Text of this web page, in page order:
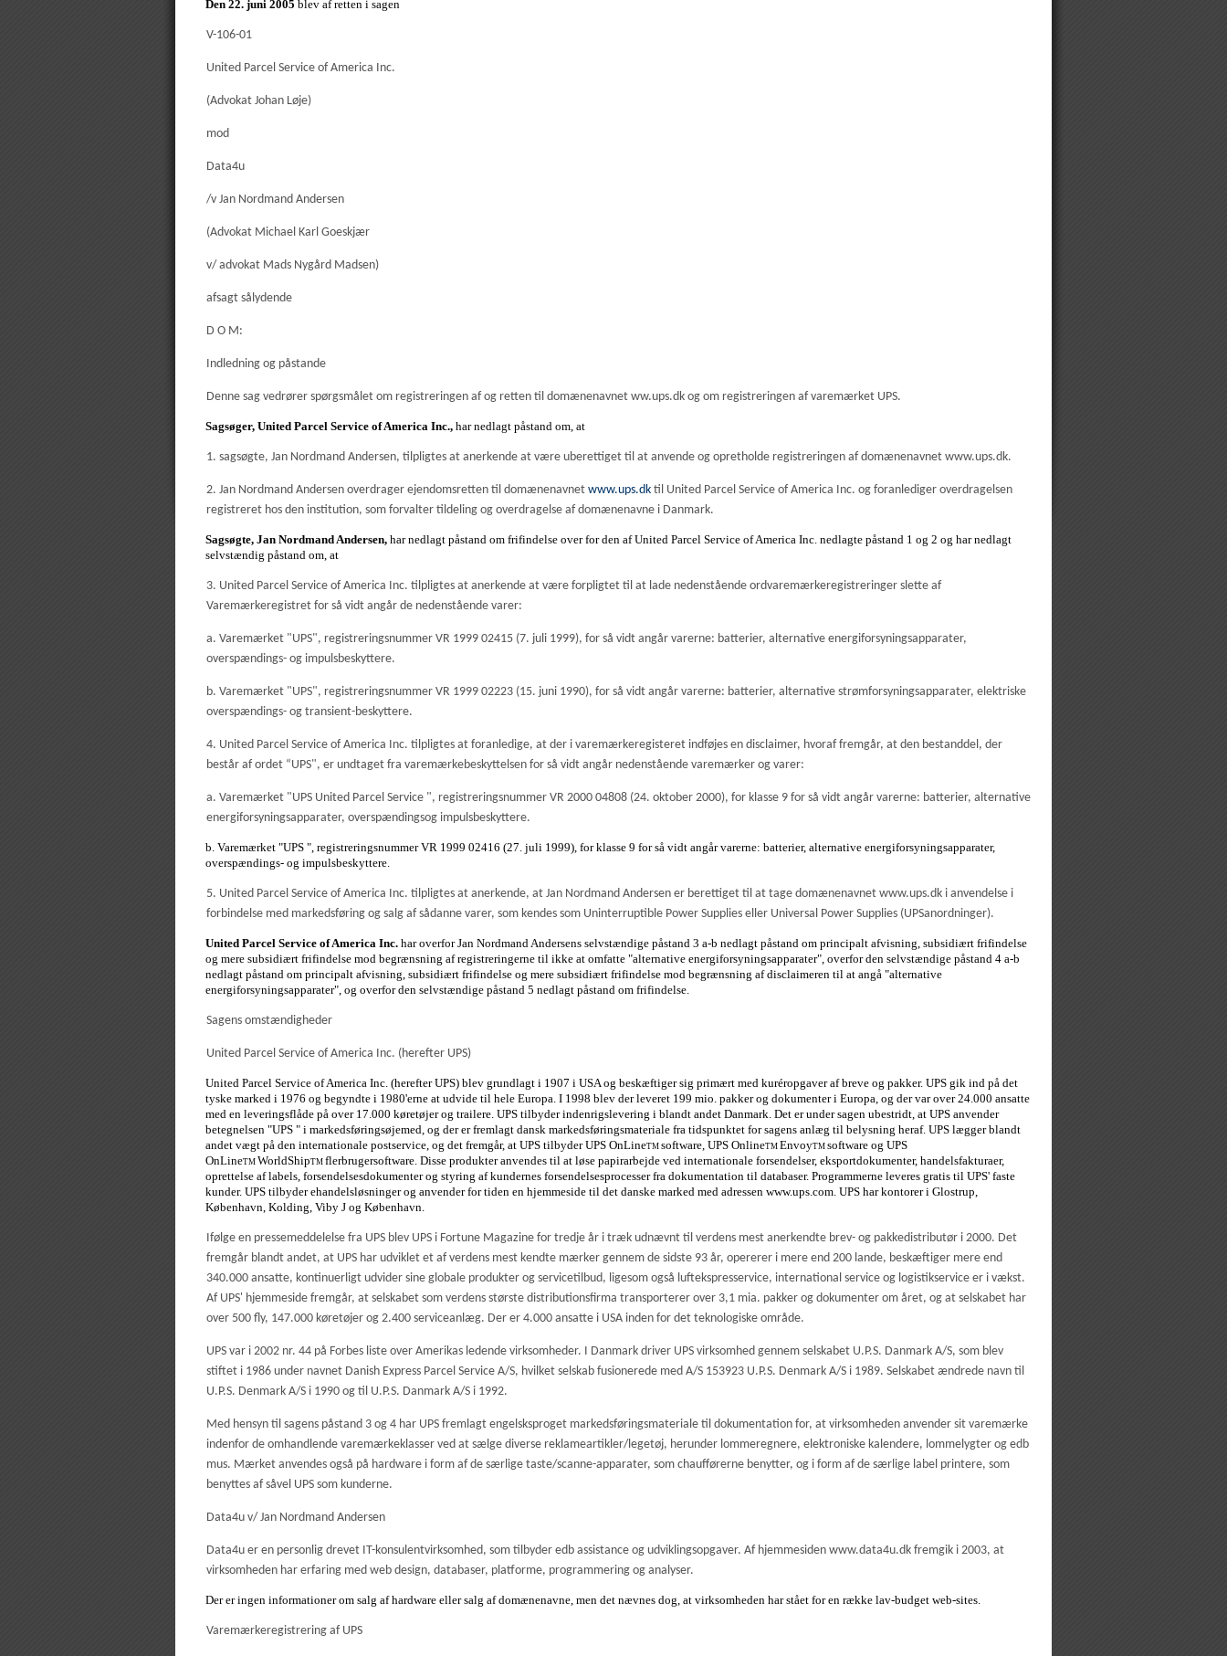
Den 22. juni 2005 blev af retten i sagen
V-106-01
United Parcel Service of America Inc.
(Advokat Johan Løje)
mod
Data4u
/v Jan Nordmand Andersen
(Advokat Michael Karl Goeskjær
v/ advokat Mads Nygård Madsen)
afsagt sålydende
D O M:
Indledning og påstande
Denne sag vedrører spørgsmålet om registreringen af og retten til domænenavnet ww.ups.dk og om registreringen af varemærket UPS.
Sagsøger, United Parcel Service of America Inc., har nedlagt påstand om, at
1. sagsøgte, Jan Nordmand Andersen, tilpligtes at anerkende at være uberettiget til at anvende og opretholde registreringen af domænenavnet www.ups.dk.
2. Jan Nordmand Andersen overdrager ejendomsretten til domænenavnet www.ups.dk til United Parcel Service of America Inc. og foranlediger overdragelsen
registreret hos den institution, som forvalter tildeling og overdragelse af domænenavne i Danmark.
Sagsøgte, Jan Nordmand Andersen, har nedlagt påstand om frifindelse over for den af United Parcel Service of America Inc. nedlagte påstand 1 og 2 og har nedlagt
selvstændig påstand om, at
3. United Parcel Service of America Inc. tilpligtes at anerkende at være forpligtet til at lade nedenstående ordvaremærkeregistreringer slette af
Varemærkeregistret for så vidt angår de nedenstående varer:
a. Varemærket "UPS", registreringsnummer VR 1999 02415 (7. juli 1999), for så vidt angår varerne: batterier, alternative energiforsyningsapparater,
overspændings- og impulsbeskyttere.
b. Varemærket "UPS", registreringsnummer VR 1999 02223 (15. juni 1990), for så vidt angår varerne: batterier, alternative strømforsyningsapparater, elektriske
overspændings- og transient-beskyttere.
4. United Parcel Service of America Inc. tilpligtes at foranledige, at der i varemærkeregisteret indføjes en disclaimer, hvoraf fremgår, at den bestanddel, der
består af ordet “UPS", er undtaget fra varemærkebeskyttelsen for så vidt angår nedenstående varemærker og varer:
a. Varemærket "UPS United Parcel Service ", registreringsnummer VR 2000 04808 (24. oktober 2000), for klasse 9 for så vidt angår varerne: batterier, alternative
energiforsyningsapparater, overspændingsog impulsbeskyttere.
b. Varemærket "UPS ", registreringsnummer VR 1999 02416 (27. juli 1999), for klasse 9 for så vidt angår varerne: batterier, alternative energiforsyningsapparater,
overspændings- og impulsbeskyttere.
5. United Parcel Service of America Inc. tilpligtes at anerkende, at Jan Nordmand Andersen er berettiget til at tage domænenavnet www.ups.dk i anvendelse i
forbindelse med markedsføring og salg af sådanne varer, som kendes som Uninterruptible Power Supplies eller Universal Power Supplies (UPSanordninger).
United Parcel Service of America Inc. har overfor Jan Nordmand Andersens selvstændige påstand 3 a-b nedlagt påstand om principalt afvisning, subsidiært frifindelse
og mere subsidiært frifindelse mod begrænsning af registreringerne til ikke at omfatte "alternative energiforsyningsapparater", overfor den selvstændige påstand 4 a-b
nedlagt påstand om principalt afvisning, subsidiært frifindelse og mere subsidiært frifindelse mod begrænsning af disclaimeren til at angå "alternative
energiforsyningsapparater", og overfor den selvstændige påstand 5 nedlagt påstand om frifindelse.
Sagens omstændigheder
United Parcel Service of America Inc. (herefter UPS)
United Parcel Service of America Inc. (herefter UPS) blev grundlagt i 1907 i USA og beskæftiger sig primært med kuréropgaver af breve og pakker. UPS gik ind på det
tyske marked i 1976 og begyndte i 1980'erne at udvide til hele Europa. I 1998 blev der leveret 199 mio. pakker og dokumenter i Europa, og der var over 24.000 ansatte
med en leveringsflåde på over 17.000 køretøjer og trailere. UPS tilbyder indenrigslevering i blandt andet Danmark. Det er under sagen ubestridt, at UPS anvender
betegnelsen "UPS " i markedsføringsøjemed, og der er fremlagt dansk markedsføringsmateriale fra tidspunktet for sagens anlæg til belysning heraf. UPS lægger blandt
andet vægt på den internationale postservice, og det fremgår, at UPS tilbyder UPS OnLineTM software, UPS OnlineTM EnvoyTM software og UPS
OnLineTM WorldShipTM flerbrugersoftware. Disse produkter anvendes til at løse papirarbejde ved internationale forsendelser, eksportdokumenter, handelsfakturaer,
oprettelse af labels, forsendelsesdokumenter og styring af kundernes forsendelsesprocesser fra dokumentation til databaser. Programmerne leveres gratis til UPS' faste
kunder. UPS tilbyder ehandelsløsninger og anvender for tiden en hjemmeside til det danske marked med adressen www.ups.com. UPS har kontorer i Glostrup,
København, Kolding, Viby J og København.
Ifølge en pressemeddelelse fra UPS blev UPS i Fortune Magazine for tredje år i træk udnævnt til verdens mest anerkendte brev- og pakkedistributør i 2000. Det
fremgår blandt andet, at UPS har udviklet et af verdens mest kendte mærker gennem de sidste 93 år, opererer i mere end 200 lande, beskæftiger mere end
340.000 ansatte, kontinuerligt udvider sine globale produkter og servicetilbud, ligesom også luftekspresservice, international service og logistikservice er i vækst.
Af UPS' hjemmeside fremgår, at selskabet som verdens største distributionsfirma transporterer over 3,1 mia. pakker og dokumenter om året, og at selskabet har
over 500 fly, 147.000 køretøjer og 2.400 serviceanlæg. Der er 4.000 ansatte i USA inden for det teknologiske område.
UPS var i 2002 nr. 44 på Forbes liste over Amerikas ledende virksomheder. I Danmark driver UPS virksomhed gennem selskabet U.P.S. Danmark A/S, som blev
stiftet i 1986 under navnet Danish Express Parcel Service A/S, hvilket selskab fusionerede med A/S 153923 U.P.S. Denmark A/S i 1989. Selskabet ændrede navn til
U.P.S. Denmark A/S i 1990 og til U.P.S. Danmark A/S i 1992.
Med hensyn til sagens påstand 3 og 4 har UPS fremlagt engelsksproget markedsføringsmateriale til dokumentation for, at virksomheden anvender sit varemærke
indenfor de omhandlende varemærkeklasser ved at sælge diverse reklameartikler/legetøj, herunder lommeregnere, elektroniske kalendere, lommelygter og edb
mus. Mærket anvendes også på hardware i form af de særlige taste/scanne-apparater, som chaufførerne benytter, og i form af de særlige label printere, som
benyttes af såvel UPS som kunderne.
Data4u v/ Jan Nordmand Andersen
Data4u er en personlig drevet IT-konsulentvirksomhed, som tilbyder edb assistance og udviklingsopgaver. Af hjemmesiden www.data4u.dk fremgik i 2003, at
virksomheden har erfaring med web design, databaser, platforme, programmering og analyser.
Der er ingen informationer om salg af hardware eller salg af domænenavne, men det nævnes dog, at virksomheden har stået for en række lav-budget web-sites.
Varemærkeregistrering af UPS